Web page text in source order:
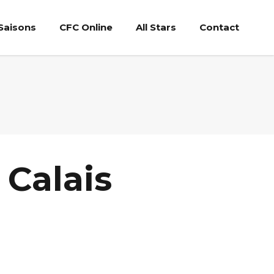
CFC Online All Stars Contact